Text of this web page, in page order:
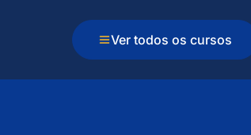
Ver todos os cursos